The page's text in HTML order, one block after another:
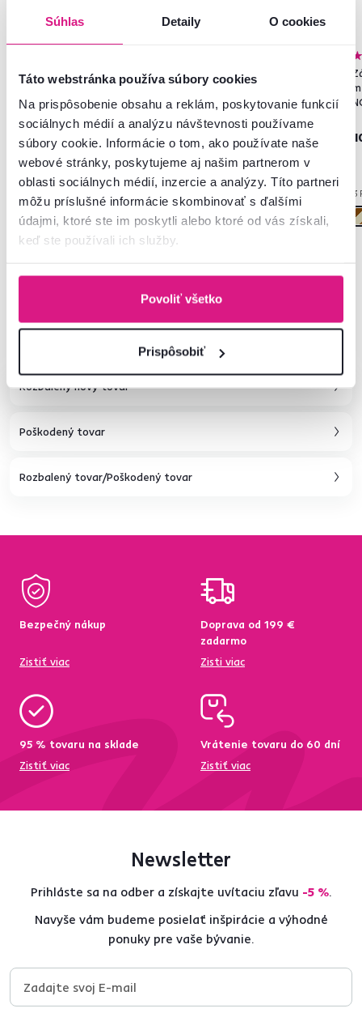
Súhlas Detaily O cookies
Táto webstránka používa súbory cookies
Na prispôsobenie obsahu a reklám, poskytovanie funkcií
sociálnych médií a analýzu návštevnosti používame
súbory cookie. Informácie o tom, ako používate naše
webové stránky, poskytujeme aj našim partnerom v
oblasti sociálnych médií, inzercie a analýzy. Títo partneri
môžu príslušné informácie skombinovať s ďalšími
údajmi, ktoré ste im poskytli alebo ktoré od vás získali,
keď ste používali ich služby.
Povoliť všetko
Prispôsobiť
Kovový stojan na kvety,
čierna/rustikálne drevo, ADITE
27 €
22,90 € -15%
Skriňa, policová, dvojdverová,
biela, SERVO TYP 1
89 €
6 Farba - detailná
Vybrali sme pre Vás
Rozbalený nový tovar
Poškodený tovar
Rozbalený tovar/Poškodený tovar
Bezpečný nákup
Zistiť viac
Doprava od 199 €
zadarmo
Zisti viac
95 % tovaru na sklade
Zistiť viac
Vrátenie tovaru do 60 dní
Zistiť viac
Newsletter
Prihláste sa na odber a získajte uvítaciu zľavu -5 %.
Navyše vám budeme posielať inšpirácie a výhodné
ponuky pre vaše bývanie.